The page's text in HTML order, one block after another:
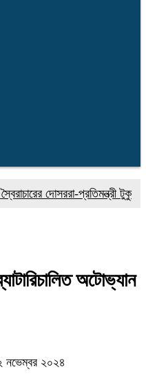
দোসররা-প্রতিমন্ত্রী টুকু
অটোভ্যান
নভেম্বর ২০২৪